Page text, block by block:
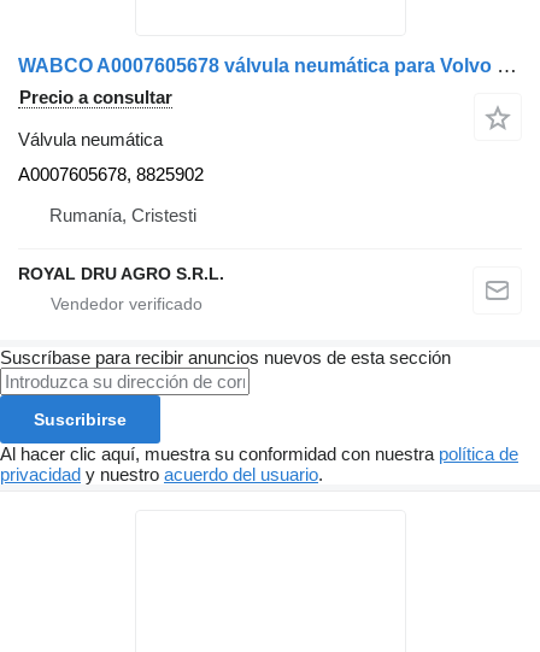
WABCO A0007605678 válvula neumática para Volvo autobús
Precio a consultar
Válvula neumática
A0007605678, 8825902
Rumanía, Cristesti
ROYAL DRU AGRO S.R.L.
Suscríbase para recibir anuncios nuevos de esta sección
Suscribirse
Al hacer clic aquí, muestra su conformidad con nuestra política de
privacidad y nuestro acuerdo del usuario.